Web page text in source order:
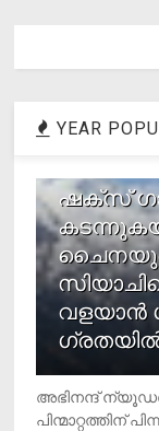
YEAR
ഷക്സ്
വളയാൻ
അഭിനന്ദ്
പിന്മാറ്റത്തിന്